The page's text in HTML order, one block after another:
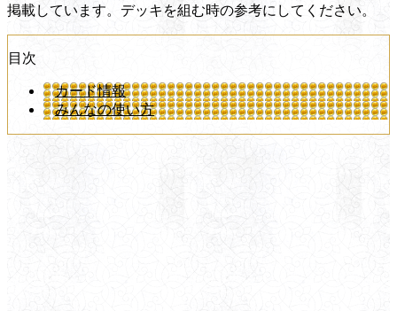
掲載しています。デッキを組む時の参考にしてください。
目次
カード情報
みんなの使い方